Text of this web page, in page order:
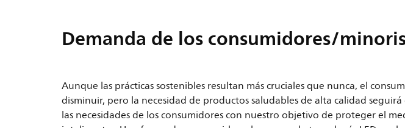
Demanda de los consumidores/
Aunque las prácticas sostenibles resultan más cruciales que nunca, el
disminuir, pero la necesidad de productos saludables de alta calidad
las necesidades de los consumidores con nuestro objetivo de proteger el